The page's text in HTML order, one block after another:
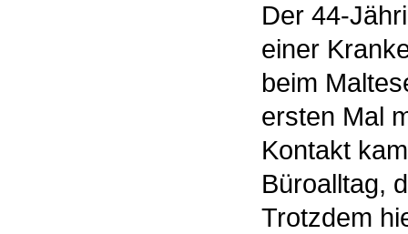
Der 44-
einer
beim
ersten Mal
Kontakt
Büroalltag,
Trotzdem